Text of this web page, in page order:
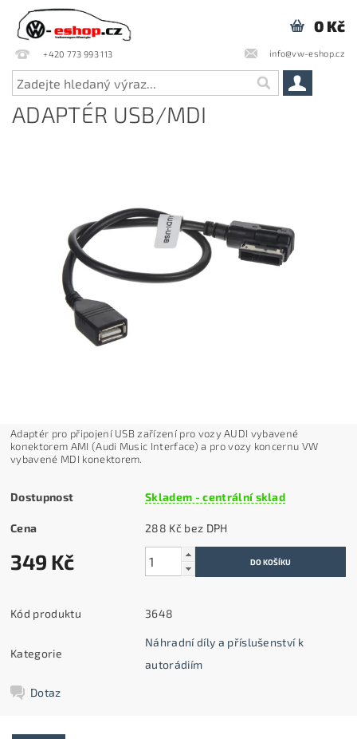
+420 773 993 113 info@vw-eshop.cz
0 Kč
ADAPTÉR USB/MDI
Adaptér pro připojení USB zařízení pro vozy AUDI vybavené
konektorem AMI (Audi Music Interface) a pro vozy koncernu VW
vybavené MDI konektorem.
Dostupnost Skladem - centrální sklad
Cena 288 Kč bez DPH
349 Kč
Kód produktu 3648
Kategorie
Náhradní díly a příslušenství k
autorádiím
Dotaz